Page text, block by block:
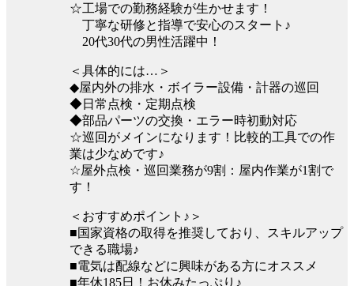
☆工場での勤務経験が生かせます！
丁寧な研修と指導で安心のスタート♪
20代30代の男性活躍中！
＜具体的には…＞
◆屋内外の排水・ボイラー設備・計器の巡回
◆日常点検・定期点検
◆部品パーツの交換・エラー時初動対応
☆巡回がメインになります！比較的工具での作
業は少なめです♪
☆屋外点検・巡回業務が9割：屋内作業が1割で
す！
＜おすすめポイント♪＞
■国家資格の取得を推奨しており、スキルアップ
できる職場♪
■電気は配線などに興味がある方にオススメ
■年休185日！お休みたっぷり♪